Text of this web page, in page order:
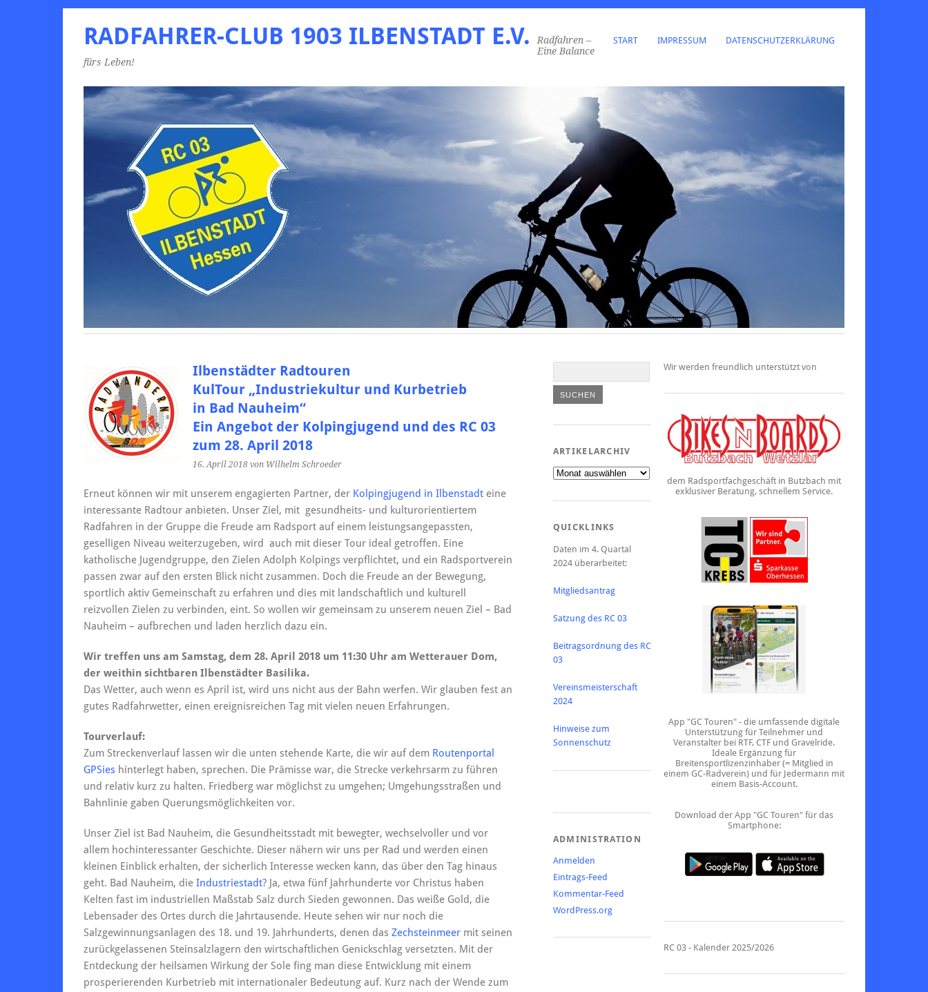
START IMPRESSUM DATENSCHUTZERKLÄRUNG
RADFAHRER-CLUB 1903 ILBENSTADT E.V.
Radfahren –
Eine Balance
fürs Leben!
Ilbenstädter Radtouren
KulTour „Industriekultur und Kurbetrieb
in Bad Nauheim“
Ein Angebot der Kolpingjugend und des RC 03
zum 28. April 2018
16. April 2018 von Wilhelm Schroeder
Erneut können wir mit unserem engagierten Partner, der Kolpingjugend in Ilbenstadt eine
interessante Radtour anbieten. Unser Ziel, mit gesundheits- und kulturorientiertem
Radfahren in der Gruppe die Freude am Radsport auf einem leistungsangepassten,
geselligen Niveau weiterzugeben, wird auch mit dieser Tour ideal getroffen. Eine
katholische Jugendgruppe, den Zielen Adolph Kolpings verpflichtet, und ein Radsportverein
passen zwar auf den ersten Blick nicht zusammen. Doch die Freude an der Bewegung,
sportlich aktiv Gemeinschaft zu erfahren und dies mit landschaftlich und kulturell
reizvollen Zielen zu verbinden, eint. So wollen wir gemeinsam zu unserem neuen Ziel – Bad
Nauheim – aufbrechen und laden herzlich dazu ein.
Wir treffen uns am Samstag, dem 28. April 2018 um 11:30 Uhr am Wetterauer Dom,
der weithin sichtbaren Ilbenstädter Basilika.
Das Wetter, auch wenn es April ist, wird uns nicht aus der Bahn werfen. Wir glauben fest an
gutes Radfahrwetter, einen ereignisreichen Tag mit vielen neuen Erfahrungen.
Tourverlauf:
Zum Streckenverlauf lassen wir die unten stehende Karte, die wir auf dem Routenportal
GPSies hinterlegt haben, sprechen. Die Prämisse war, die Strecke verkehrsarm zu führen
und relativ kurz zu halten. Friedberg war möglichst zu umgehen; Umgehungsstraßen und
Bahnlinie gaben Querungsmöglichkeiten vor.
Unser Ziel ist Bad Nauheim, die Gesundheitsstadt mit bewegter, wechselvoller und vor
allem hochinteressanter Geschichte. Dieser nähern wir uns per Rad und werden einen
kleinen Einblick erhalten, der sicherlich Interesse wecken kann, das über den Tag hinaus
geht. Bad Nauheim, die Industriestadt? Ja, etwa fünf Jahrhunderte vor Christus haben
Kelten fast im industriellen Maßstab Salz durch Sieden gewonnen. Das weiße Gold, die
Lebensader des Ortes durch die Jahrtausende. Heute sehen wir nur noch die
Salzgewinnungsanlagen des 18. und 19. Jahrhunderts, denen das Zechsteinmeer mit seinen
zurückgelassenen Steinsalzlagern den wirtschaftlichen Genickschlag versetzten. Mit der
Entdeckung der heilsamen Wirkung der Sole fing man diese Entwicklung mit einem
prosperierenden Kurbetrieb mit internationaler Bedeutung auf. Kurz nach der Wende zum
ARTIKELARCHIV
Artikelarchiv
QUICKLINKS
Daten im 4. Quartal
2024 überarbeitet:
Mitgliedsantrag
Satzung des RC 03
Beitragsordnung des RC
03
Vereinsmeisterschaft
2024
Hinweise zum
Sonnenschutz
ADMINISTRATION
Anmelden
Eintrags-Feed
Kommentar-Feed
WordPress.org
Wir werden freundlich unterstützt von
dem Radsportfachgeschäft in Butzbach mit
exklusiver Beratung, schnellem Service.
App "GC Touren" - die umfassende digitale
Unterstützung für Teilnehmer und
Veranstalter bei RTF, CTF und Gravelride.
Ideale Ergänzung für
Breitensportlizenzinhaber (= Mitglied in
einem GC-Radverein) und für Jedermann mit
einem Basis-Account.
Download der App "GC Touren" für das
Smartphone:
RC 03 - Kalender 2025/2026